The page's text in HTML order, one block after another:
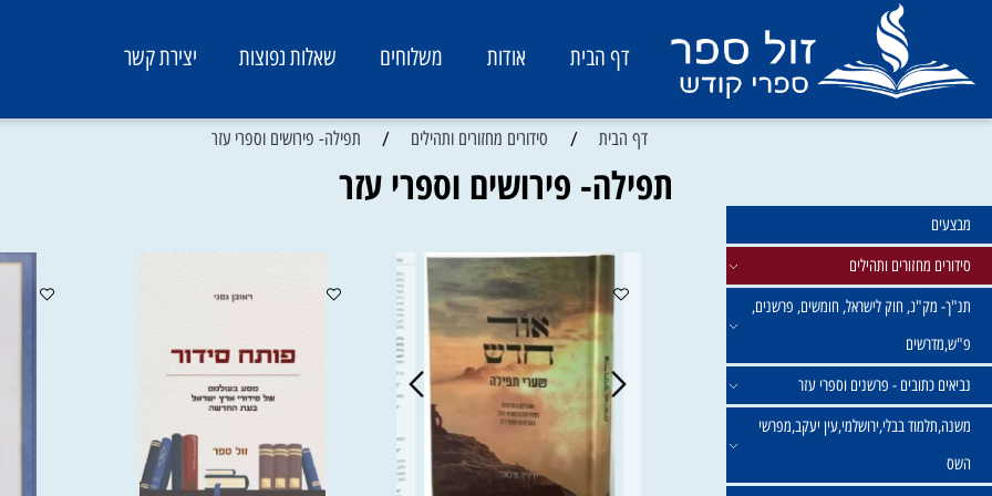
דף הבית משלוחים שאלות נפוצות יצירת קשר
ותהילים
חוק לישראל, חומשים, פרשנים,
- פרשנים וספרי עזר
בבלי,ירושלמי,עין יעקב,מפרשי
דף הבית / סידורים מחזורים ותהילים / תפילה- פירושים וספרי עזר
תפילה- פירושים וספרי עזר